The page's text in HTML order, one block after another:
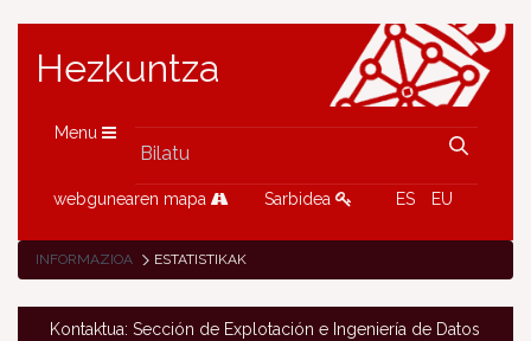
Hezkuntza
Menu
webgunearen mapa Sarbidea ES EU
INFORMAZIOA ESTATISTIKAK
Kontaktua: Sección de Explotación e Ingeniería de Datos